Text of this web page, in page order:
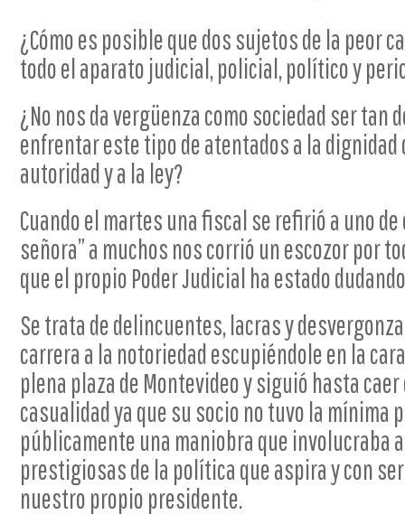
¿Cómo es posible que dos sujetos de la peor
todo el aparato judicial, policial, político y
¿No nos da vergüenza como sociedad ser tan
enfrentar este tipo de atentados a la dignidad
autoridad y a la ley?
Cuando el martes una fiscal se refirió a uno
señora” a muchos nos corrió un escozor por
que el propio Poder Judicial ha estado
Se trata de delincuentes, lacras y
carrera a la notoriedad escupiéndole en la
plena plaza de Montevideo y siguió hasta
casualidad ya que su socio no tuvo la mínima
públicamente una maniobra que involucraba
prestigiosas de la política que aspira y con
nuestro propio presidente.